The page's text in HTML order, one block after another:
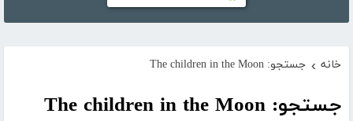
خانه › جستجو: The children in the Moon
جستجو: The children in the Moon